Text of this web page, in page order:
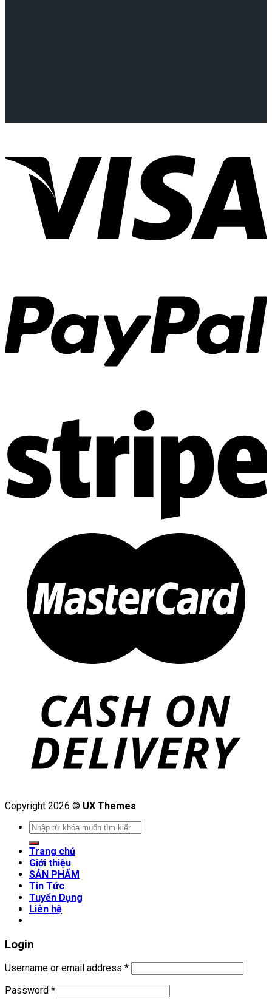
Copyright 2026 © UX Themes
Search
for:
Trang chủ
Giới thiệu
SẢN PHẨM
Tin Tức
Tuyển Dụng
Liên hệ
Login
Username or email address *
Password *